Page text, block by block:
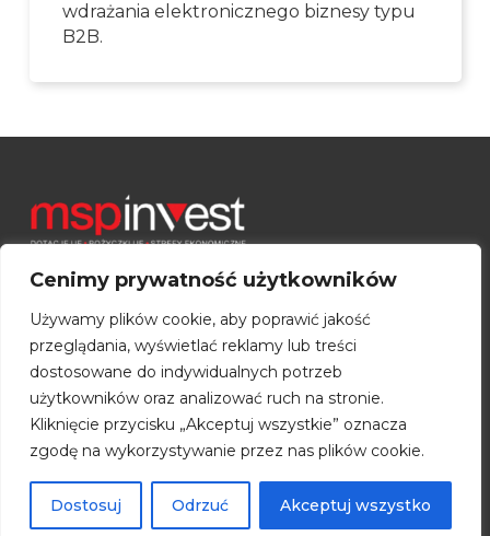
Cenimy prywatność użytkowników
Używamy plików cookie, aby poprawić jakość
przeglądania, wyświetlać reklamy lub treści
dostosowane do indywidualnych potrzeb
użytkowników oraz analizować ruch na stronie.
Kliknięcie przycisku „Akceptuj wszystkie” oznacza
zgodę na wykorzystywanie przez nas plików cookie.
Dostosuj Odrzuć Akceptuj wszystko
wdrażania elektronicznego biznesy typu
B2B.
Toruński Park Technologiczny
Budynek A
ul. Włocławska 167
87-100 Toruń